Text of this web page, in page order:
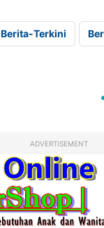
Berita-Terkini
ADVERTISEMENT